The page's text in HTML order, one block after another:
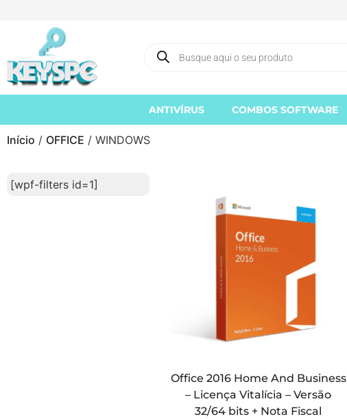
ANTIVÍRUS COMBOS SOFTWARE
Início / OFFICE / WINDOWS
[wpf-filters id=1]
Office 2016 Home And Business
– Licença Vitalícia – Versão
32/64 bits + Nota Fiscal